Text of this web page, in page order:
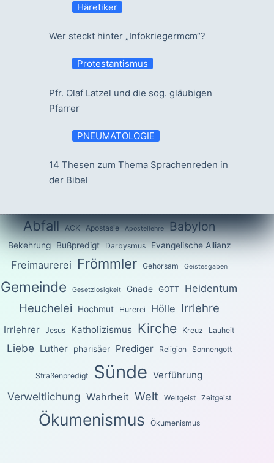
Häretiker
Wer steckt hinter „Infokriegermcm“?
Protestantismus
Pfr. Olaf Latzel und die sog. gläubigen
Pfarrer
PNEUMATOLOGIE
14 Thesen zum Thema Sprachenreden in
der Bibel
Abfall ACK Apostasie Apostellehre Babylon
Bekehrung Bußpredigt Darbysmus Evangelische Allianz
Freimaurerei Frömmler Gehorsam Geistesgaben
Gemeinde Gesetzlosigkeit Gnade GOTT Heidentum
Heuchelei Hochmut Hurerei Hölle Irrlehre
Irrlehrer Jesus Katholizismus Kirche Kreuz Lauheit
Liebe Luther pharisäer Prediger Religion Sonnengott
Straßenpredigt Sünde Verführung
Verweltlichung Wahrheit Welt Weltgeist Zeitgeist
Ökumenismus Ökumenismus